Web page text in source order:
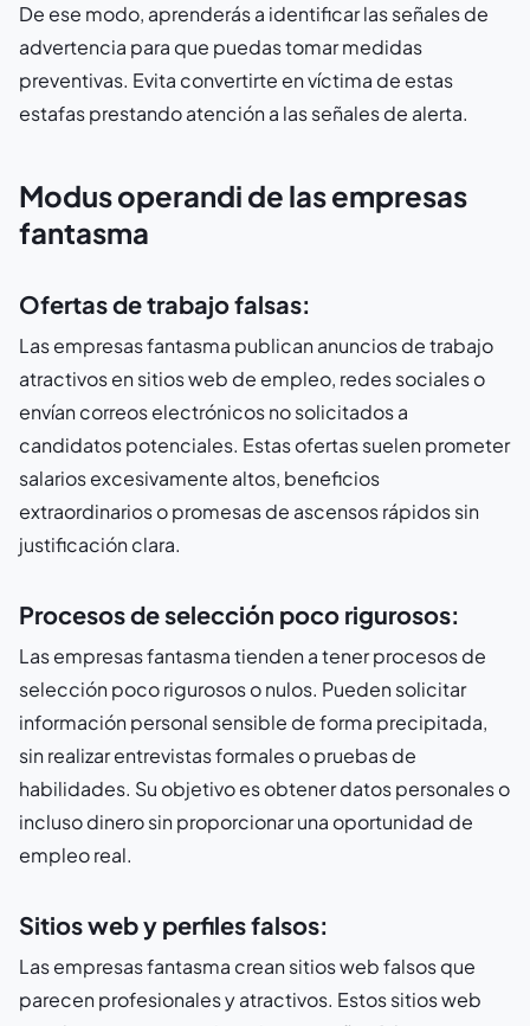
De ese modo, aprenderás a identificar las señales de
advertencia para que puedas tomar medidas
preventivas. Evita convertirte en víctima de estas
estafas prestando atención a las señales de alerta.
Modus operandi de las empresas
fantasma
Ofertas de trabajo falsas:
Las empresas fantasma publican anuncios de trabajo
atractivos en sitios web de empleo, redes sociales o
envían correos electrónicos no solicitados a
candidatos potenciales. Estas ofertas suelen prometer
salarios excesivamente altos, beneficios
extraordinarios o promesas de ascensos rápidos sin
justificación clara.
Procesos de selección poco rigurosos:
Las empresas fantasma tienden a tener procesos de
selección poco rigurosos o nulos. Pueden solicitar
información personal sensible de forma precipitada,
sin realizar entrevistas formales o pruebas de
habilidades. Su objetivo es obtener datos personales o
incluso dinero sin proporcionar una oportunidad de
empleo real.
Sitios web y perfiles falsos:
Las empresas fantasma crean sitios web falsos que
parecen profesionales y atractivos. Estos sitios web